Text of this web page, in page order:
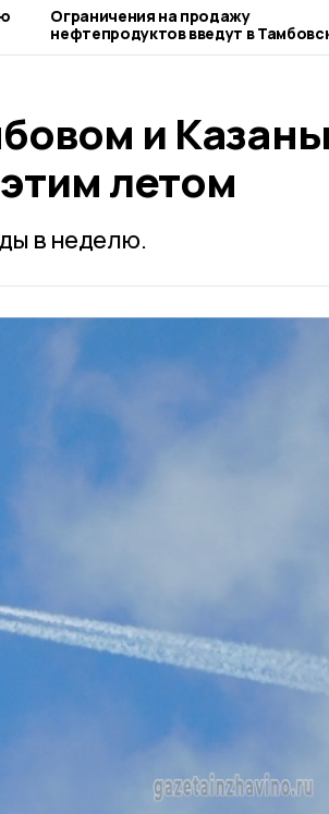
Ограничения на продажу
нефтепродуктов введут в
области
и
летом
в неделю.